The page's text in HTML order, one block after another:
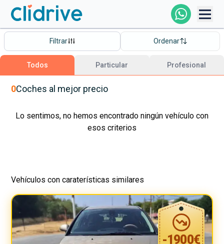
Comprar Coche
Todos Los Coches
Profesional
Particular
Clidrive
Filtrar Ordenar
Todos Particular Profesional
0Coches al mejor precio
Lo sentimos, no hemos encontrado ningún vehículo con
esos criterios
Vehículos con caraterísticas similares
-1900€